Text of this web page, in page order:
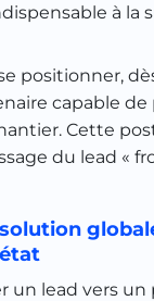
à la
positionner,
capable de
Cette
du lead «
un lead vers un